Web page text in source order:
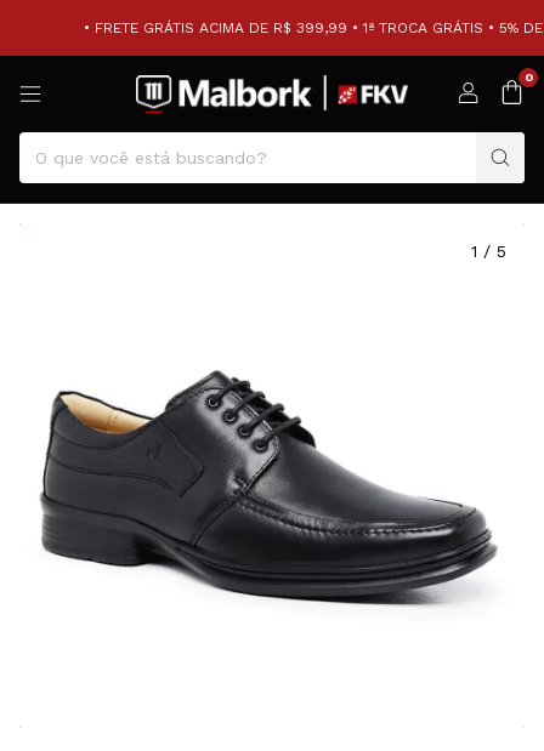
• FRETE GRÁTIS ACIMA DE R$ 399,99 • 1ª TROCA GRÁTIS • 5% DE
0
1 / 5